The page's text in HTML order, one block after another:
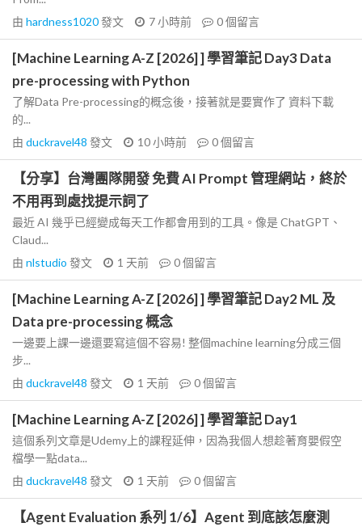
由 hardness1020發文 7 小時前 0個留言
[Machine Learning A-Z [2026] ] 學習筆記 Day3 Data
pre-processing with Python
了解Data Pre-processing的概念後，接著就是要實作了 資料下載
的...
由 duckravel48 發文 10 小時前 0個留言
【分享】台灣團隊開發 免費 AI Prompt 管理網站，終於
不用再到處找提示詞了
最近 AI 幾乎已經變成每天工作都會用到的工具。像是 ChatGPT、
Claud...
由 nlstudio 發文 1 天前 0個留言
[Machine Learning A-Z [2026] ] 學習筆記 Day2 ML 及
Data pre-processing 概念
一邊要上課一邊還要寫這個不容易! 整個machine learning分成三個
步...
由 duckravel48 發文 1 天前 0個留言
[Machine Learning A-Z [2026] ] 學習筆記 Day1
這個系列文章是Udemy上的課程延伸，因為我個人想趁著育嬰假空
檔學一點data...
由 duckravel48 發文 1 天前 0個留言
【Agent Evaluation 系列 1/6】Agent 到底該怎麼測